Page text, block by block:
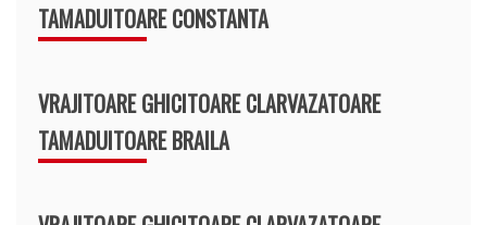
TAMADUITOARE CONSTANTA
VRAJITOARE GHICITOARE CLARVAZATOARE
TAMADUITOARE BRAILA